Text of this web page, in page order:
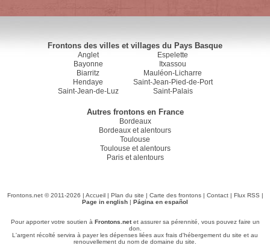
Frontons des villes et villages du Pays Basque
Anglet
Bayonne
Biarritz
Hendaye
Saint-Jean-de-Luz
Espelette
Itxassou
Mauléon-Licharre
Saint-Jean-Pied-de-Port
Saint-Palais
Autres frontons en France
Bordeaux
Bordeaux et alentours
Toulouse
Toulouse et alentours
Paris et alentours
Frontons.net © 2011-2026 | Accueil| Plan du site | Carte des frontons| Contact| Flux RSS |
Page in english | Página en español
Pour apporter votre soutien à Frontons.netet assurer sa pérennité, vous pouvez faire un
don.
L'argent récolté servira à payer les dépenses liées aux frais d'hébergement du site et au
renouvellement du nom de domaine du site.